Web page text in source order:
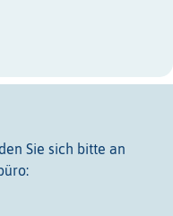
Sie sich bitte an